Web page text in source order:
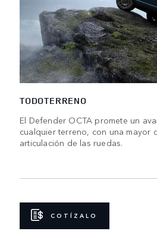
TODOTERRENO
El Defender OCTA promete un
cualquier terreno, con una mayor
articulación de las ruedas.
COTÍZALO